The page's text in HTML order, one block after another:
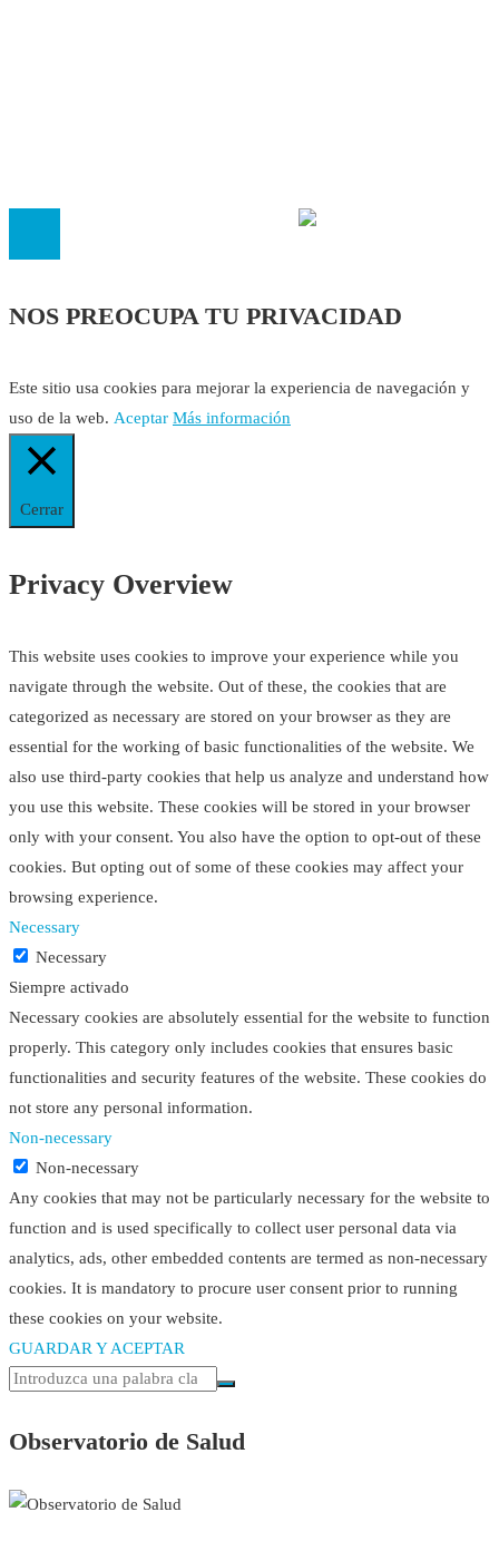
NOS PREOCUPA TU PRIVACIDAD
Este sitio usa cookies para mejorar la experiencia de navegación y
uso de la web. Aceptar Más información
Cerrar
Privacy Overview
This website uses cookies to improve your experience while you
navigate through the website. Out of these, the cookies that are
categorized as necessary are stored on your browser as they are
essential for the working of basic functionalities of the website. We
also use third-party cookies that help us analyze and understand how
you use this website. These cookies will be stored in your browser
only with your consent. You also have the option to opt-out of these
cookies. But opting out of some of these cookies may affect your
browsing experience.
Necessary
Necessary
Siempre activado
Necessary cookies are absolutely essential for the website to function
properly. This category only includes cookies that ensures basic
functionalities and security features of the website. These cookies do
not store any personal information.
Non-necessary
Non-necessary
Any cookies that may not be particularly necessary for the website to
function and is used specifically to collect user personal data via
analytics, ads, other embedded contents are termed as non-necessary
cookies. It is mandatory to procure user consent prior to running
these cookies on your website.
GUARDAR Y ACEPTAR
Observatorio de Salud